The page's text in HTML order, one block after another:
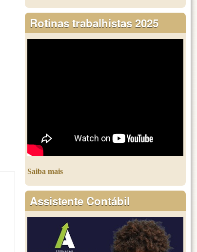
Rotinas trabalhistas 2025
Saiba mais
Assistente Contábil